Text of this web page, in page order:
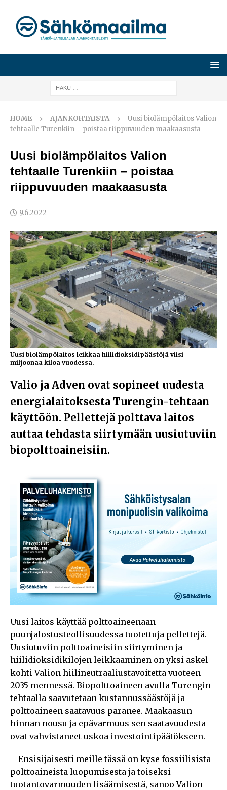
HOME AJANKOHTAISTA
Uusi biolämpölaitos Valion
tehtaalle Turenkiin – poistaa riippuvuuden maakaasusta
Uusi biolämpölaitos Valion
tehtaalle Turenkiin – poistaa
riippuvuuden maakaasusta
9.6.2022
Uusi biolämpölaitos leikkaa hiilidioksidipäästöjä viisi
miljoonaa kiloa vuodessa.
Valio ja Adven ovat sopineet uudesta
energialaitoksesta Turengin-tehtaan
käyttöön. Pellettejä polttava laitos
auttaa tehdasta siirtymään uusiutuviin
biopolttoaineisiin.
Uusi laitos käyttää polttoaineenaan
puunjalostusteollisuudessa tuotettuja pellettejä.
Uusiutuviin polttoaineisiin siirtyminen ja
hiilidioksidikilojen leikkaaminen on yksi askel
kohti Valion hiilineutraaliustavoitetta vuoteen
2035 mennessä. Biopolttoaineen avulla Turengin
tehtaalla saavutetaan kustannussäästöjä ja
polttoaineen saatavuus paranee. Maakaasun
hinnan nousu ja epävarmuus sen saatavuudesta
ovat vahvistaneet uskoa investointipäätökseen.
– Ensisijaisesti meille tässä on kyse fossiilisista
polttoaineista luopumisesta ja toiseksi
tuotantovarmuuden lisäämisestä, sanoo Valion